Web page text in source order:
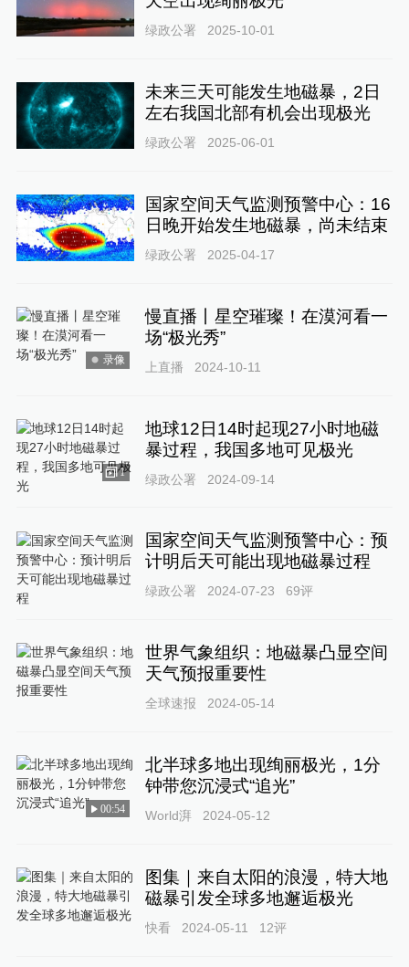
绿政公署 2025-10-01
未来三天可能发生地磁暴，2日
左右我国北部有机会出现极光
绿政公署 2025-06-01
国家空间天气监测预警中心：16
日晚开始发生地磁暴，尚未结束
绿政公署 2025-04-17
录像
慢直播丨星空璀璨！在漠河看一
场“极光秀”
上直播 2024-10-11
1
地球12日14时起现27小时地磁
暴过程，我国多地可见极光
绿政公署 2024-09-14
国家空间天气监测预警中心：预
计明后天可能出现地磁暴过程
绿政公署 2024-07-23 69评
世界气象组织：地磁暴凸显空间
天气预报重要性
全球速报 2024-05-14
00:54
北半球多地出现绚丽极光，1分
钟带您沉浸式“追光”
World湃 2024-05-12
图集｜来自太阳的浪漫，特大地
磁暴引发全球多地邂逅极光
快看 2024-05-11 12评